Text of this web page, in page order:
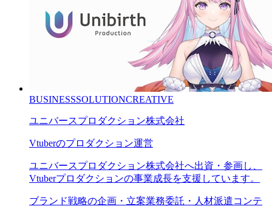
BUSINESSSOLUTIONCREATIVE
ユニバースプロダクション株式会社
Vtuberのプロダクション運営
ユニバースプロダクション株式会社へ出資・参画し、
Vtuberプロダクションの事業成長を支援しています。
ブランド戦略の企画・立案業務委託・人材派遣コンテ